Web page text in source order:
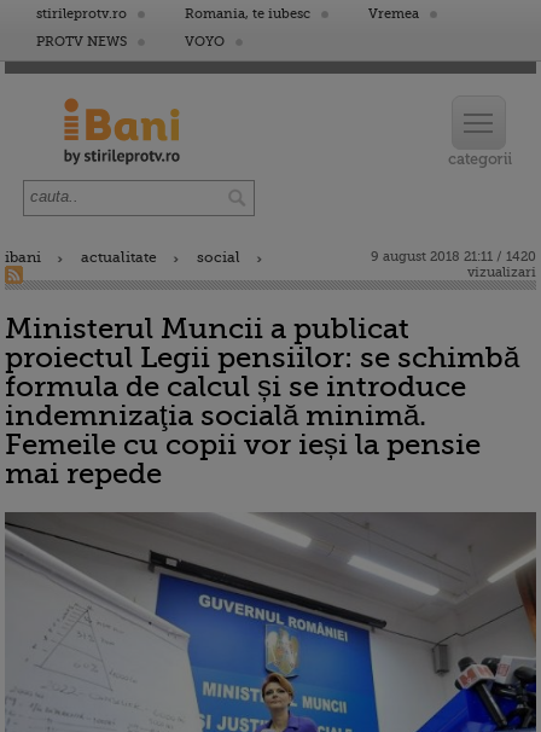
stirileprotv.ro Romania, te iubesc
Vremea
PROTV NEWS
VOYO
ibani actualitate social
9 august 2018 21:11 / 1420
vizualizari
Ministerul Muncii a publicat
proiectul Legii pensiilor: se schimbă
formula de calcul și se introduce
indemnizaţia socială minimă.
Femeile cu copii vor ieși la pensie
mai repede